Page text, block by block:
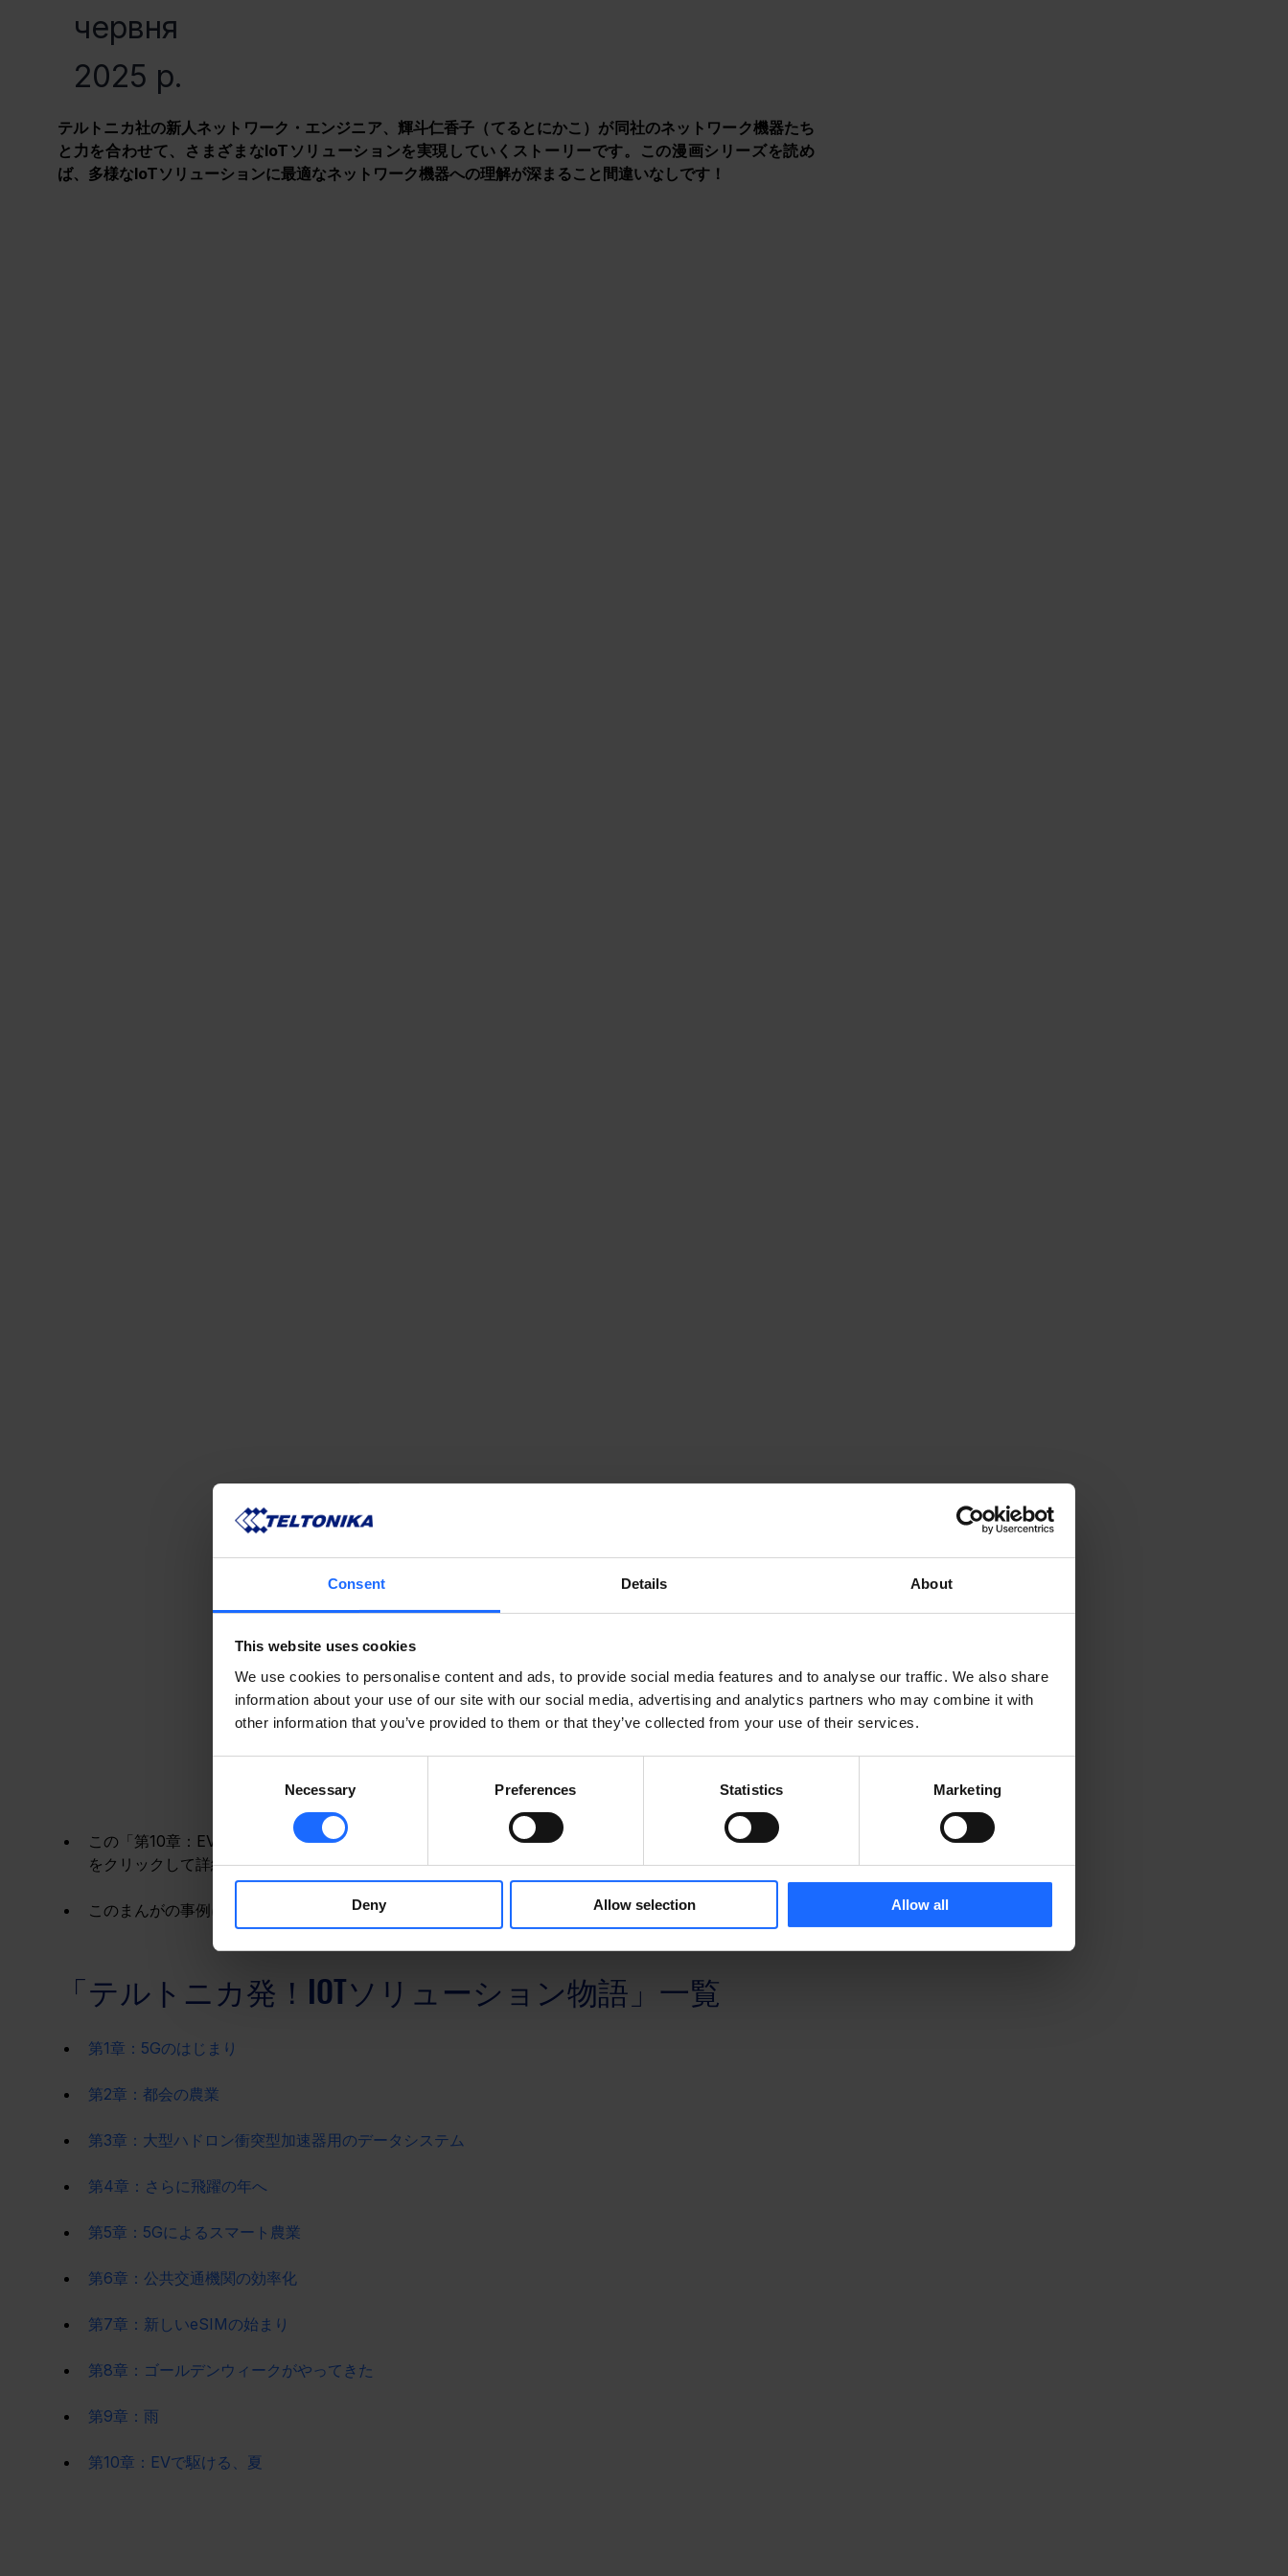
Consent Details About
This website uses cookies
We use cookies to personalise content and ads, to provide social media features and to analyse our traffic. We also share
information about your use of our site with our social media, advertising and analytics partners who may combine it with
other information that you’ve provided to them or that they’ve collected from your use of their services.
Necessary Preferences Statistics Marketing
Deny Allow selection Allow all
червня
2025 р.
テルトニカ社の新人ネットワーク・エンジニア、輝斗仁香子（てるとにかこ）が同社のネットワーク機器たち
と力を合わせて、さまざまなIoTソリューションを実現していくストーリーです。この漫画シリーズを読め
ば、多様なIoTソリューションに最適なネットワーク機器への理解が深まること間違いなしです！
この「第10章：EVで駆ける、夏」に登場するテルトニカのネットワーク機器は「
」です。製品名
をクリックして詳細をご覧ください。
このまんがの事例に関しては をご覧ください。
「テルトニカ発！IOTソリューション物語」一覧
第1章：5Gのはじまり
第2章：都会の農業
第3章：大型ハドロン衝突型加速器用のデータシステム
第4章：さらに飛躍の年へ
第5章：5Gによるスマート農業
第6章：公共交通機関の効率化
第7章：新しいeSIMの始まり
第8章：ゴールデンウィークがやってきた
第9章：雨
第10章：EVで駆ける、夏